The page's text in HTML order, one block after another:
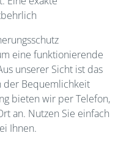
eine funktionierende
unserer Sicht ist das
der Bequemlichkeit
bieten wir per Telefon,
an. Nutzen Sie einfach
Ihnen.